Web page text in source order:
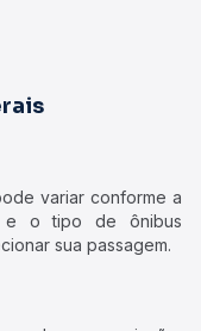
variar conforme a
e o tipo de ônibus
sua passagem.